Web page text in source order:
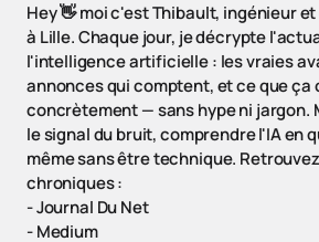
Hey 👋 moi c'est Thibault, ingénieur
à Lille. Chaque jour, je décrypte
l'intelligence artificielle : les vraies
annonces qui comptent, et ce que ça
concrètement — sans hype ni jargon.
le signal du bruit, comprendre l'IA en
même sans être technique.
chroniques :
-Journal Du Net
-Medium